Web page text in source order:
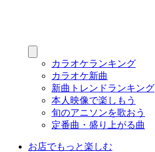
カラオケランキング
カラオケ新曲
新曲トレンドランキング
本人映像で楽しもう
旬のアニソンを歌おう
定番曲・盛り上がる曲
お店でもっと楽しむ